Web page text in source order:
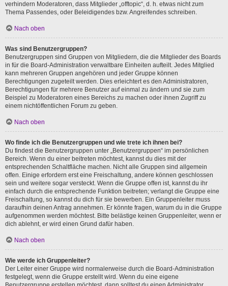
verhindern Moderatoren, dass Mitglieder „offtopic“, d. h. etwas nicht zum
Thema Passendes, oder Beleidigendes bzw. Angreifendes schreiben.
Nach oben
Was sind Benutzergruppen?
Benutzergruppen sind Gruppen von Mitgliedern, die die Mitglieder des Boards
in für die Board-Administration verwaltbare Einheiten aufteilt. Jedes Mitglied
kann mehreren Gruppen angehören und jeder Gruppe können
Berechtigungen zugeteilt werden. Dies erleichtert es den Administratoren,
Berechtigungen für mehrere Benutzer auf einmal zu ändern und sie zum
Beispiel zu Moderatoren eines Bereichs zu machen oder ihnen Zugriff zu
einem nichtöffentlichen Forum zu geben.
Nach oben
Wo finde ich die Benutzergruppen und wie trete ich ihnen bei?
Du findest die Benutzergruppen unter „Benutzergruppen“ im persönlichen
Bereich. Wenn du einer beitreten möchtest, kannst du dies mit der
entsprechenden Schaltfläche machen. Nicht alle Gruppen sind allgemein
offen. Einige erfordern erst eine Freischaltung, andere können geschlossen
sein und weitere sogar versteckt. Wenn die Gruppe offen ist, kannst du ihr
einfach durch die entsprechende Funktion beitreten; verlangt die Gruppe eine
Freischaltung, so kannst du dich für sie bewerben. Ein Gruppenleiter muss
daraufhin deinen Antrag annehmen. Er könnte fragen, warum du in die Gruppe
aufgenommen werden möchtest. Bitte belästige keinen Gruppenleiter, wenn er
dich ablehnt, er wird einen Grund dafür haben.
Nach oben
Wie werde ich Gruppenleiter?
Der Leiter einer Gruppe wird normalerweise durch die Board-Administration
festgelegt, wenn die Gruppe erstellt wird. Wenn du eine eigene